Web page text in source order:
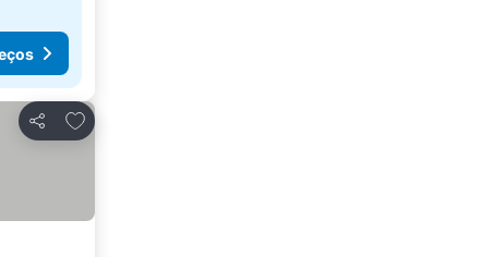
Partilhar
Adicionar aos favoritos